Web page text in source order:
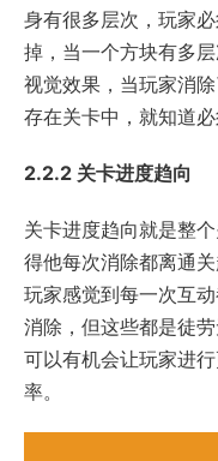
身有很多层次，玩家
掉，当一个方块有多
视觉效果，当玩家消
存在关卡中，就知道
2.2.2 关卡进度趋向
关卡进度趋向就是整
得他每次消除都离通
玩家感觉到每一次互
消除，但这些都是徒
可以有机会让玩家进
率。